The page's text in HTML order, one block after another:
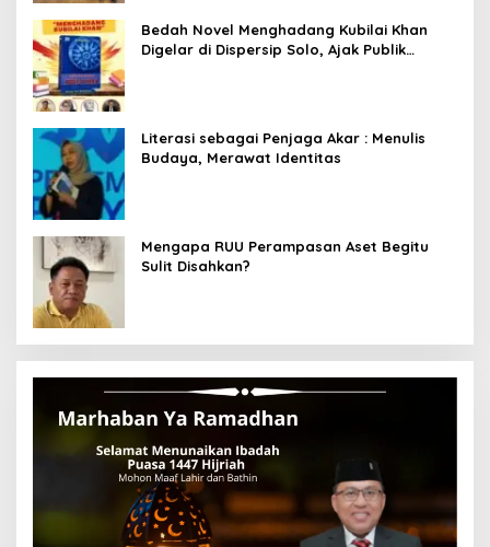
Bedah Novel Menghadang Kubilai Khan
Digelar di Dispersip Solo, Ajak Publik
Literasi sebagai Penjaga Akar : Menulis
Budaya, Merawat Identitas
Mengapa RUU Perampasan Aset Begitu
Sulit Disahkan?